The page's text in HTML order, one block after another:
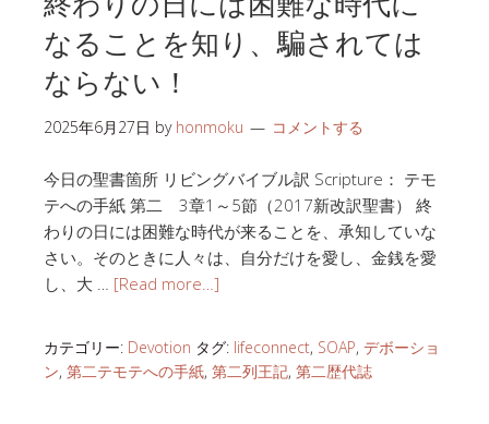
なることを知り、騙されては
ならない！
2025年6月27日 by honmoku コメントする
今日の聖書箇所 リビングバイブル訳 Scripture： テモ
テへの手紙 第二 3章1～5節（2017新改訳聖書） 終
わりの日には困難な時代が来ることを、承知していな
さい。そのときに人々は、自分だけを愛し、金銭を愛
し、大 … [Read more…]
カテゴリー: Devotion タグ: lifeconnect, SOAP, デボーショ
ン, 第二テモテへの手紙, 第二列王記, 第二歴代誌